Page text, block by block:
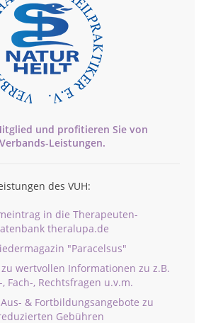
und profitieren Sie von
Verbands-Leistungen.
des VUH:
in die Therapeuten-
theralupa.de
"Paracelsus"
zu wertvollen Informationen zu z.B.
Fach-, Rechtsfragen u.v.m.
& Fortbildungsangebote zu
Gebühren